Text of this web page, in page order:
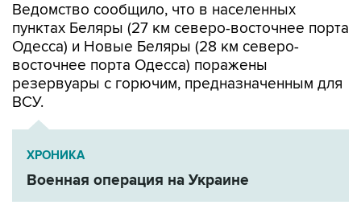
Ведомство сообщило, что в населенных
пунктах Беляры (27 км северо-восточнее порта
Одесса) и Новые Беляры (28 км северо-
восточнее порта Одесса) поражены
резервуары с горючим, предназначенным для
ВСУ.
ХРОНИКА
Военная операция на Украине